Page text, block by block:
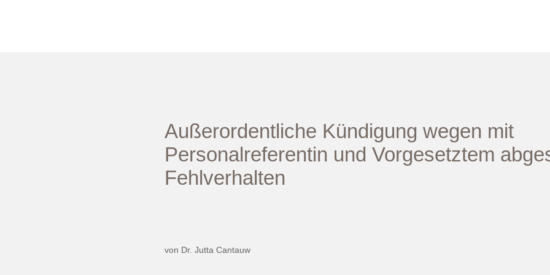
Außerordentliche Kündigung wegen mit
Personalreferentin und Vorgesetztem
Fehlverhalten
von Dr. Jutta Cantauw